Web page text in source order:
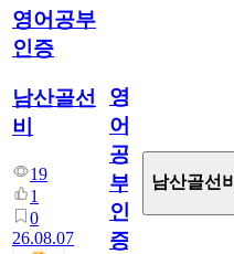
영어공부
인증
남산골선
비
19
1
0
26.08.07
영
어
공
부
인
증
남산골선비